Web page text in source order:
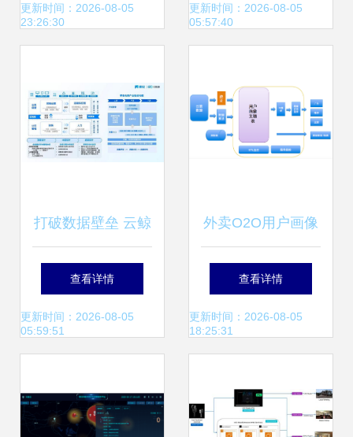
术社区数据处理与
更新时间：2026-08-05
23:26:30
Pulsar重构日志服
更新时间：2026-08-05
05:57:40
打破数据壁垒 云鲸
携手帆软BI系统优
化用户体验与营销
查看详情
更新时间：2026-08-05
05:59:51
外卖O2O用户画像
实践 界面设计与数
据处理的协同优化
查看详情
更新时间：2026-08-05
18:25:31